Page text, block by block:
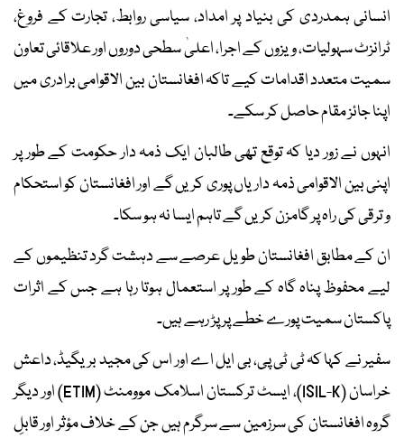
انسانی ہمدردی کی بنیاد پر امداد، سیاسی روابط، تجارت کے فروغ،
ٹرانزٹ سہولیات، ویزوں کے اجرا، اعلیٰ سطحی دوروں اور علاقائی تعاون
سمیت متعدد اقدامات کیے تاکہ افغانستان بین الاقوامی برادری میں
اپنا جائز مقام حاصل کر سکے۔
انہوں نے زور دیا کہ توقع تھی طالبان ایک ذمہ دار حکومت کے طور پر
اپنی بین الاقوامی ذمہ داریاں پوری کریں گے اور افغانستان کو استحکام
و ترقی کی راہ پر گامزن کریں گے تاہم ایسا نہ ہو سکا۔
ان کے مطابق افغانستان طویل عرصے سے دہشت گرد تنظیموں کے
لیے محفوظ پناہ گاہ کے طور پر استعمال ہوتا رہا ہے جس کے اثرات
پاکستان سمیت پورے خطے پر پڑ رہے ہیں۔
سفیر نے کہا کہ ٹی ٹی پی، بی ایل اے اور اس کی مجید بریگیڈ، داعش
خراسان (ISIL-K)، ایسٹ ترکستان اسلامک موومنٹ (ETIM) اور دیگر
گروہ افغانستان کی سرزمین سے سرگرم ہیں جن کے خلاف مؤثر اور قابلِ